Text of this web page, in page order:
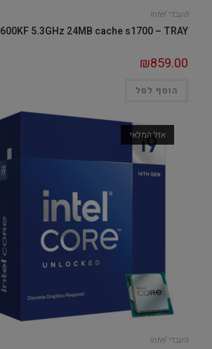
מעבדי Intel
5.3GHz 24MB cache s1700 – TRAY
₪859.00
הוסף לסל
אזל המלאי
מעבדי Intel